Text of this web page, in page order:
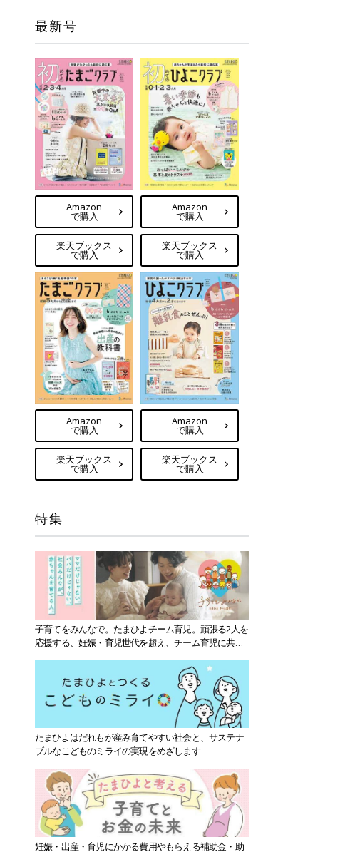
最新号
Amazon
で購入
楽天ブックス
で購入
Amazon
で購入
楽天ブックス
で購入
Amazon
で購入
楽天ブックス
で購入
Amazon
で購入
楽天ブックス
で購入
特集
子育てをみんなで。たまひよチーム育児。頑張る2人を
応援する、妊娠・育児世代を超え、チーム育児に共感
たまひよはだれもが産み育てやすい社会と、サステナ
ブルなこどものミライの実現をめざします
妊娠・出産・育児にかかる費用やもらえる補助金・助